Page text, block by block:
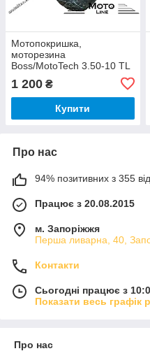
Мотопокришка,
моторезина
Boss/MotoTech 3.50-10 TL
Понедоріжжна) Mototech
1 200 ₴
Купити
Про нас
94% позитивних з 355
Працює з 20.08.2015
м. Запоріжжя
Перша ливарна, 40,
Контакти
Сьогодні працює з
Показати весь графік
Про нас